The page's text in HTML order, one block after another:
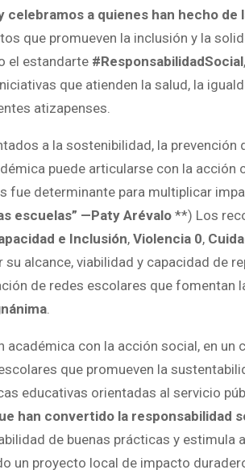
celebramos a quienes han hecho
que promueven la inclusión y la
el estandarte #ResponsabilidadSocial
que atienden la salud, la
atizapenses.
a la sostenibilidad, la prevención
puede articularse con la acción
fue determinante para multiplicar
escuelas” —Paty Arévalo **) Los
e Inclusión, Violencia 0,
alcance, viabilidad y capacidad de
de redes escolares que fomentan
.
con la acción social, en un
que promueven la
educativas orientadas al servicio
han convertido la responsabilidad
de buenas prácticas y estimula
un proyecto local de impacto